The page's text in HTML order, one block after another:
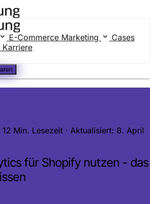
E-Commerce Marketing
Cases
Karriere
12 Min. Lesezeit · Aktualisiert: 8. April
für Shopify nutzen - das